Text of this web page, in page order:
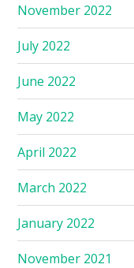
November 2022
July 2022
June 2022
May 2022
April 2022
March 2022
January 2022
November 2021